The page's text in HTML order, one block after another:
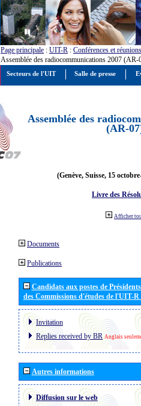
Page principale : UIT-R : Conférences et réunions
Assemblée des radiocommunications 2007 (AR-
Assemblée des
(AR-
(Genève, Suisse, 15
Livre des
Afficher
Documents
Publications
Candidats aux postes de
des Commissions d'études de l'UIT-
Invitation
Replies received by BR Anglais
Autres informations
Diffusion sur le web
Secteurs de l'UIT Salle de presse